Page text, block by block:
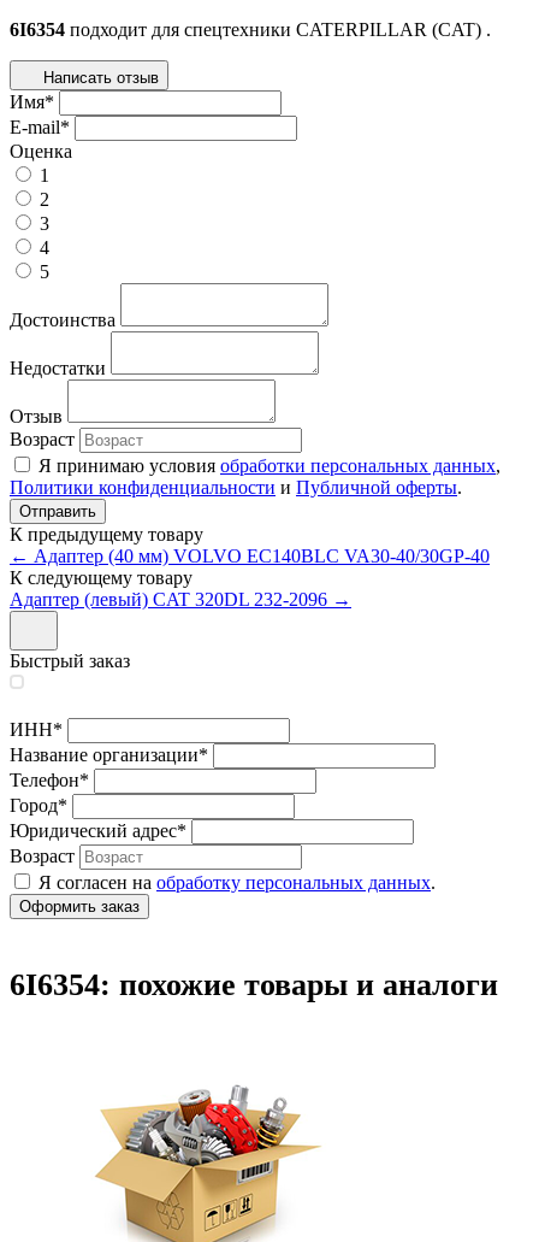
6I6354 подходит для спецтехники CATERPILLAR (CAT) .
Написать отзыв
Имя*
E-mail*
Оценка
1
2
3
4
5
Достоинства
Недостатки
Отзыв
Возраст
Я принимаю условия обработки персональных данных,
Политики конфиденциальности и Публичной оферты.
К предыдущему товару
← Адаптер (40 мм) VOLVO EC140BLC VA30-40/30GP-40
К следующему товару
Адаптер (левый) CAT 320DL 232-2096 →
Быстрый заказ
ИНН*
Название организации*
Телефон*
Город*
Юридический адрес*
Возраст
Я согласен на обработку персональных данных.
6I6354: похожие товары и аналоги